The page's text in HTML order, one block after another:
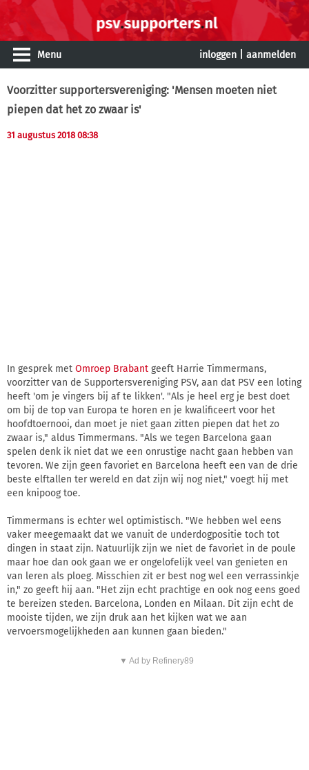
Menu inloggen aanmelden
Voorzitter supportersvereniging: 'Mensen moeten niet
piepen dat het zo zwaar is'
31 augustus 2018 08:38
In gesprek met Omroep Brabant geeft Harrie Timmermans,
voorzitter van de Supportersvereniging PSV, aan dat PSV een loting
heeft 'om je vingers bij af te likken'. "Als je heel erg je best doet
om bij de top van Europa te horen en je kwalificeert voor het
hoofdtoernooi, dan moet je niet gaan zitten piepen dat het zo
zwaar is," aldus Timmermans. "Als we tegen Barcelona gaan
spelen denk ik niet dat we een onrustige nacht gaan hebben van
tevoren. We zijn geen favoriet en Barcelona heeft een van de drie
beste elftallen ter wereld en dat zijn wij nog niet," voegt hij met
een knipoog toe.
Timmermans is echter wel optimistisch. "We hebben wel eens
vaker meegemaakt dat we vanuit de underdogpositie toch tot
dingen in staat zijn. Natuurlijk zijn we niet de favoriet in de poule
maar hoe dan ook gaan we er ongelofelijk veel van genieten en
van leren als ploeg. Misschien zit er best nog wel een verrassinkje
in," zo geeft hij aan. "Het zijn echt prachtige en ook nog eens goed
te bereizen steden. Barcelona, Londen en Milaan. Dit zijn echt de
mooiste tijden, we zijn druk aan het kijken wat we aan
vervoersmogelijkheden aan kunnen gaan bieden."
▼ Ad by Refinery89